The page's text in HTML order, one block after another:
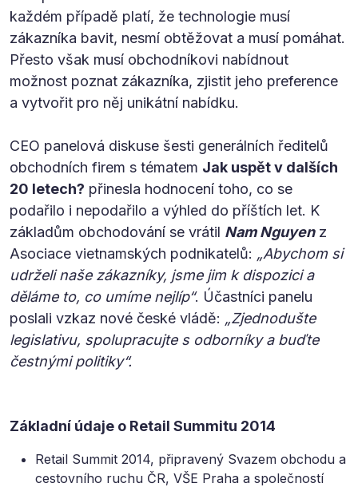
každém případě platí, že technologie musí
zákazníka bavit, nesmí obtěžovat a musí pomáhat.
Přesto však musí obchodníkovi nabídnout
možnost poznat zákazníka, zjistit jeho preference
a vytvořit pro něj unikátní nabídku.
CEO panelová diskuse šesti generálních ředitelů
obchodních firem s tématem Jak uspět v dalších
20 letech? přinesla hodnocení toho, co se
podařilo i nepodařilo a výhled do příštích let. K
základům obchodování se vrátil Nam Nguyenz
Asociace vietnamských podnikatelů: „Abychom si
udrželi naše zákazníky, jsme jim k dispozici a
děláme to, co umíme nejlíp“. Účastníci panelu
poslali vzkaz nové české vládě: „Zjednodušte
legislativu, spolupracujte s odborníky a buďte
čestnými politiky“.
Základní údaje o Retail Summitu 2014
Retail Summit 2014, připravený Svazem obchodu a
cestovního ruchu ČR, VŠE Praha a společností